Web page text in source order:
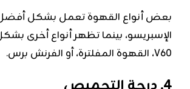
بعض أنواع القهوة تعمل بشكل أفضل
الإسبريسو، بينما تظهر أنواع أخرى بشكل